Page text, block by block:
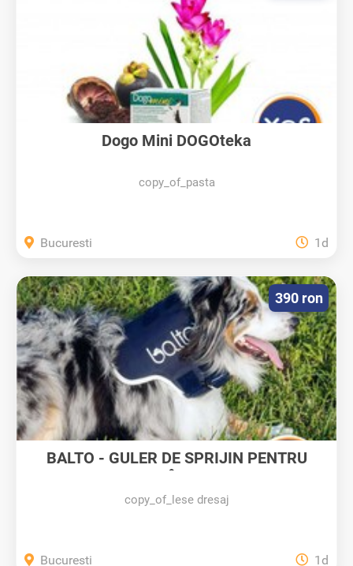
Dogo Mini DOGOteka
copy_of_pasta
Bucuresti 1d
BALTO - GULER DE SPRIJIN PENTRU
copy_of_lese dresaj
390 ron
Bucuresti 1d